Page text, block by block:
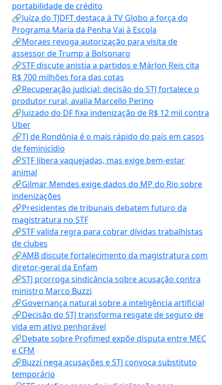
portabilidade de crédito
🔗Juíza do TJDFT destaca à TV Globo a força do
Programa Maria da Penha Vai à Escola
🔗Moraes revoga autorização para visita de
assessor de Trump a Bolsonaro
🔗STF discute anistia a partidos e Márlon Reis cita
R$ 700 milhões fora das cotas
🔗Recuperação judicial: decisão do STJ fortalece o
produtor rural, avalia Marcello Perino
🔗Juizado do DF fixa indenização de R$ 12 mil contra
Uber
🔗TJ de Rondônia é o mais rápido do país em casos
de feminicídio
🔗STF libera vaquejadas, mas exige bem-estar
animal
🔗Gilmar Mendes exige dados do MP do Rio sobre
indenizações
🔗Presidentes de tribunais debatem futuro da
magistratura no STF
🔗STF valida regra para cobrar dívidas trabalhistas
de clubes
🔗AMB discute fortalecimento da magistratura com
diretor-geral da Enfam
🔗STJ prorroga sindicância sobre acusação contra
ministro Marco Buzzi
🔗Governança natural sobre a inteligência artificial
🔗Decisão do STJ transforma resgate de seguro de
vida em ativo penhorável
🔗Debate sobre Profimed expõe disputa entre MEC
e CFM
🔗Buzzi nega acusações e STJ convoca substituto
temporário